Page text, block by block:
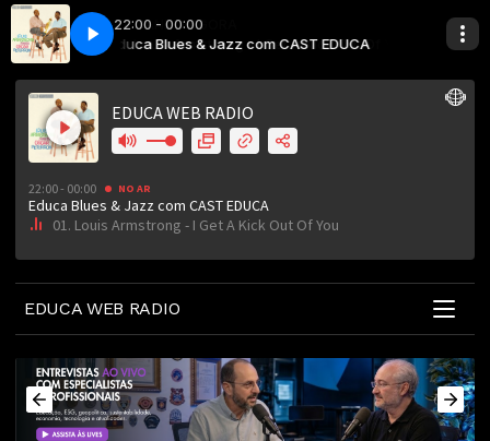
22:00 - 00:00
Educa Blues & Jazz com CAST EDUCA
Of You01. Louis Armstrong - I Get A Kick Out Of You
EDUCA WEB RADIO